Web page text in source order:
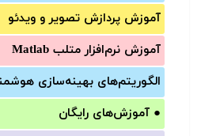
آموزش‌ پردازش تصویر و ویدئو
آموزش‌ نرم‌افزار متلب Matlab
الگوریتم‌های بهینه‌سازی
● آموزش‌های رایگان